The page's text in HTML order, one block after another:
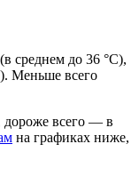
среднем до 36 °C),
Меньше всего
дороже всего — в
на графиках ниже,